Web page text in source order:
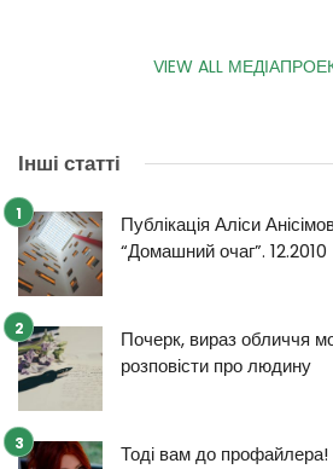
VIEW ALL
Інші статті
Публікація Аліси
“Домашний очаг”. 12.2010
Почерк, вираз обличчя
розповісти про людину
Тоді вам до профайлера!